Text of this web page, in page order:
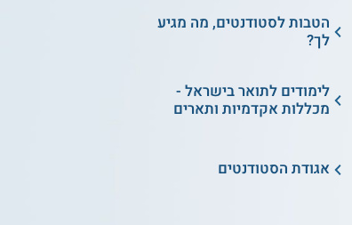
הטבות לסטודנטים, מה מגיע
לך?
לימודים לתואר בישראל -
מכללות אקדמיות ותארים
אגודת הסטודנטים